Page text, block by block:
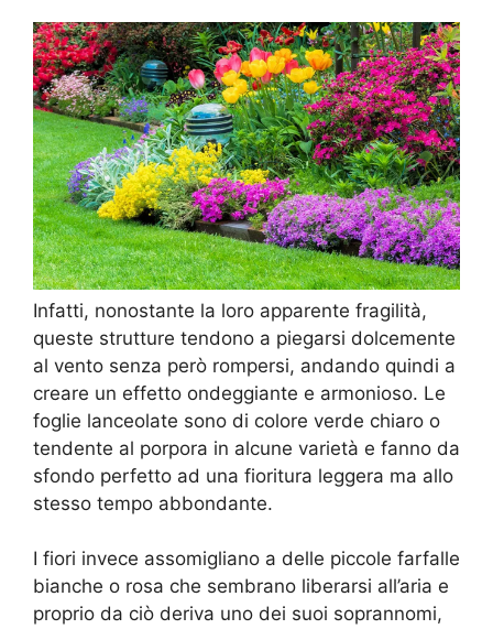
Infatti, nonostante la loro apparente fragilità,
queste strutture tendono a piegarsi dolcemente
al vento senza però rompersi, andando quindi a
creare un effetto ondeggiante e armonioso. Le
foglie lanceolate sono di colore verde chiaro o
tendente al porpora in alcune varietà e fanno da
sfondo perfetto ad una fioritura leggera ma allo
stesso tempo abbondante.
I fiori invece assomigliano a delle piccole farfalle
bianche o rosa che sembrano liberarsi all’aria e
proprio da ciò deriva uno dei suoi soprannomi,